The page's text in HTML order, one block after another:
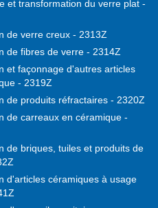
et transformation du verre plat -
de verre creux - 2313Z
de fibres de verre - 2314Z
et façonnage d'autres articles
- 2319Z
de produits réfractaires - 2320Z
de carreaux en céramique -
de briques, tuiles et produits de
d'articles céramiques à usage